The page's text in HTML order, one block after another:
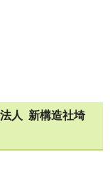
人 新構造社埼